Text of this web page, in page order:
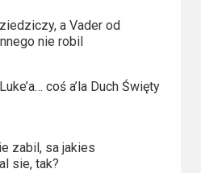
a Vader od
nie robil
coś a’la Duch Święty
zabil, sa jakies
sie, tak?